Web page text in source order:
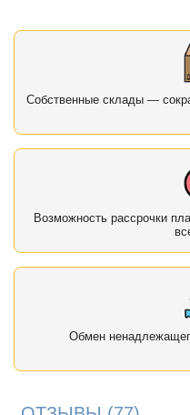
Собственные склады —
Возможность рассрочки
Обмен